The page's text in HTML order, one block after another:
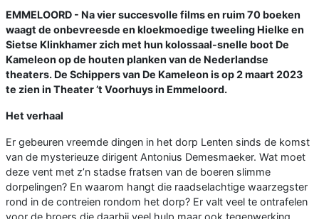
EMMELOORD - Na vier succesvolle films en ruim 70 boeken
waagt de onbevreesde en kloekmoedige tweeling Hielke en
Sietse Klinkhamer zich met hun kolossaal-snelle boot De
Kameleon op de houten planken van de Nederlandse
theaters. De Schippers van De Kameleon is op 2 maart 2023
te zien in Theater ’t Voorhuys in Emmeloord.
Het verhaal
Er gebeuren vreemde dingen in het dorp Lenten sinds de komst
van de mysterieuze dirigent Antonius Demesmaeker. Wat moet
deze vent met z’n stadse fratsen van de boeren slimme
dorpelingen? En waarom hangt die raadselachtige waarzegster
rond in de contreien rondom het dorp? Er valt veel te ontrafelen
voor de broers die daarbij veel hulp maar ook tegenwerking